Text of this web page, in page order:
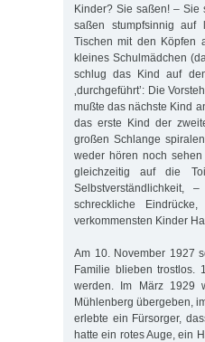
Kinder? Sie saßen! – Sie
saßen stumpfsinnig auf
Tischen mit den Köpfen
kleines Schulmädchen
schlug das Kind auf
‚durchgeführt’: Die
mußte das nächste Kind
das erste Kind der
großen Schlange
weder hören noch
gleichzeitig auf die
schreckliche
verkommensten Kinder
Am 10. November 1927
Familie blieben trostlos.
werden. Im März 1929
Mühlenberg übergeben,
erlebte ein Fürsorger,
hatte ein rotes Auge, ein